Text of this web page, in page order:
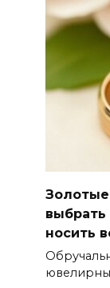
Золотые
носить